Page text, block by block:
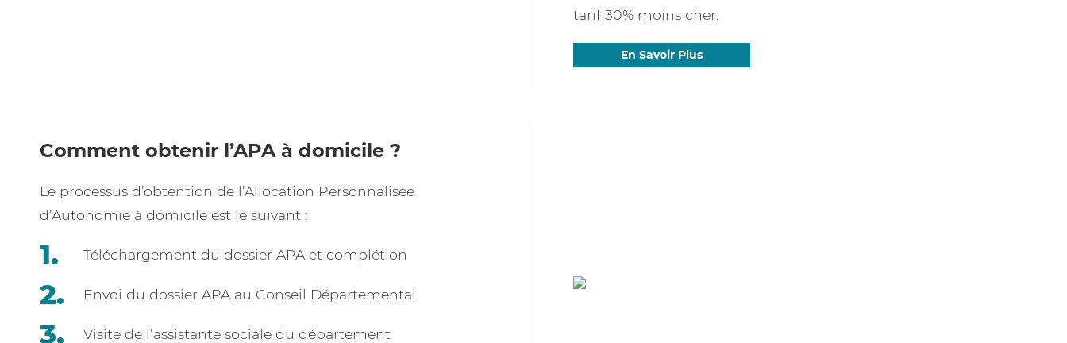
tarif 30% moins cher.
En Savoir Plus
Comment obtenir l’APA à domicile ?
Le processus d’obtention de l’Allocation Personnalisée
d’Autonomie à domicile est le suivant :
Téléchargement du dossier APA et complétion
Envoi du dossier APA au Conseil Départemental
Visite de l’assistante sociale du département